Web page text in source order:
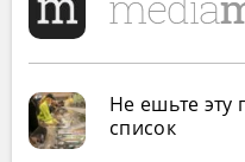
Не ешьте эту
список